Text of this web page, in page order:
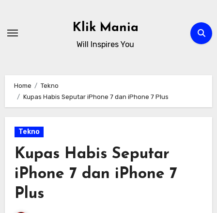
content
Klik Mania
Will Inspires You
Home
Tekno
Kupas Habis Seputar iPhone 7 dan iPhone 7 Plus
Tekno
Kupas Habis Seputar
iPhone 7 dan iPhone 7
Plus